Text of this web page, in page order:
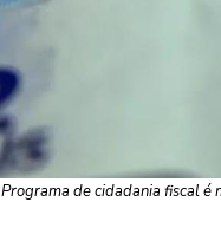
Programa de cidadania fiscal